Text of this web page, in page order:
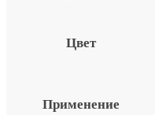
Цвет
Применение